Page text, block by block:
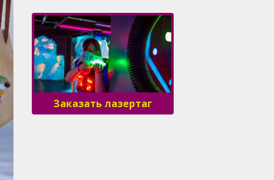
Заказать лазертаг